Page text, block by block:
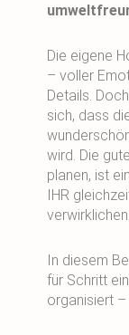
Die eigene
– voller
Details.
sich, dass
wird. Die
planen, ist
IHR
verwirklichen.
In diesem
für Schritt
organisiert –